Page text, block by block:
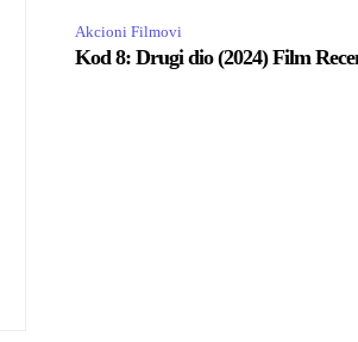
Akcioni Filmovi
Kod 8: Drugi dio (2024) Film